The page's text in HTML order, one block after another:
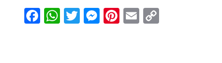
Facebook
WhatsApp
Twitter
Messenger
Pinterest
EmailCopy